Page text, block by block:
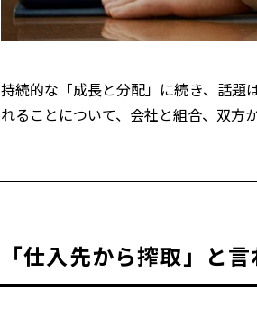
持続的な「成長と分配」に続き、話題
れることについて、会社と組合、双方
「仕入先から搾取」と